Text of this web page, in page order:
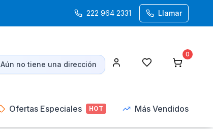
222 964 2331 Llamar
Aún no tiene una dirección
0
Ofertas Especiales HOT Más Vendidos